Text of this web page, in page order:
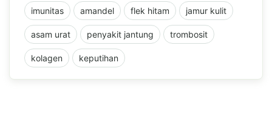
imunitas amandel flek hitam jamur kulit
asam urat penyakit jantung trombosit
kolagen keputihan